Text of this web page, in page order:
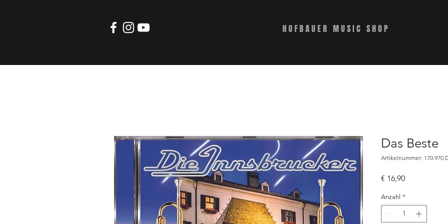
HOFBAUER MUSIC SHOP
Das Beste
Artikelnummer: 170.970
€ 16,90Preis
Anzahl *